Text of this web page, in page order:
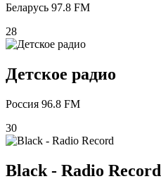
Беларусь 97.8 FM
28
Детское радио
Россия 96.8 FM
30
Black - Radio Record